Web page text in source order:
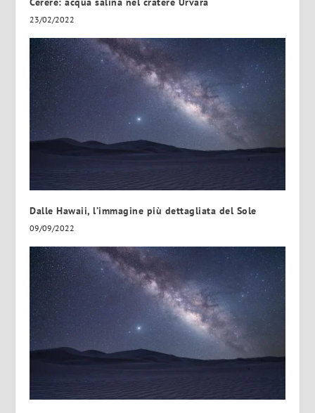
23/02/2022
Dalle Hawaii, l’immagine più dettagliata del Sole
09/09/2022